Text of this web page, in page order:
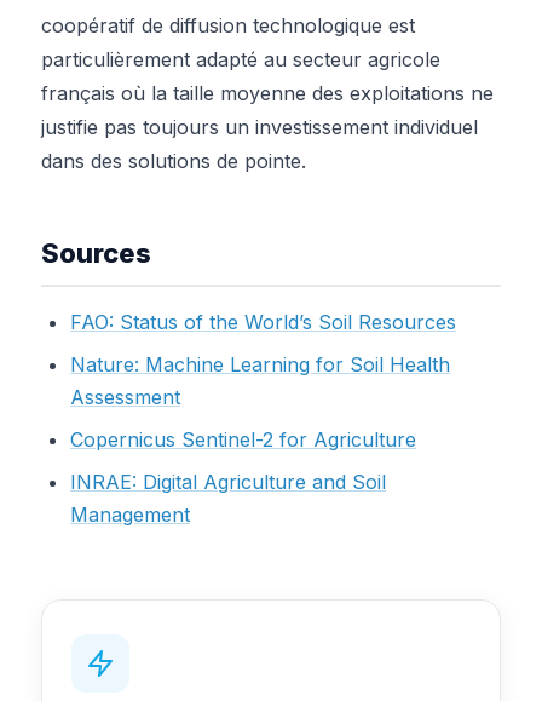
coopératif de diffusion technologique est
particulièrement adapté au secteur agricole
français où la taille moyenne des exploitations ne
justifie pas toujours un investissement individuel
dans des solutions de pointe.
Sources
FAO: Status of the World’s Soil Resources
Nature: Machine Learning for Soil Health
Assessment
Copernicus Sentinel-2 for Agriculture
INRAE: Digital Agriculture and Soil
Management